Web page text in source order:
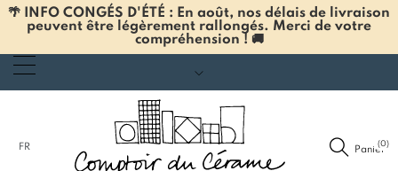
🌴 INFO CONGÉS D'ÉTÉ : En août, nos délais de livraison
peuvent être légèrement rallongés. Merci de votre
compréhension ! 🚚
FR Panier
(0)